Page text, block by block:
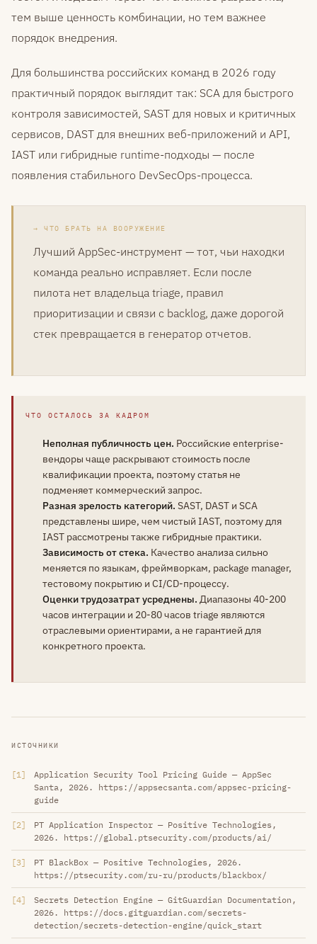
тем выше ценность комбинации, но тем важнее
порядок внедрения.
Для большинства российских команд в 2026 году
практичный порядок выглядит так: SCA для быстрого
контроля зависимостей, SAST для новых и критичных
сервисов, DAST для внешних веб-приложений и API,
IAST или гибридные runtime-подходы — после
появления стабильного DevSecOps-процесса.
ЧТО БРАТЬ НА ВООРУЖЕНИЕ
Лучший AppSec-инструмент — тот, чьи находки
команда реально исправляет. Если после
пилота нет владельца triage, правил
приоритизации и связи с backlog, даже дорогой
стек превращается в генератор отчетов.
ЧТО ОСТАЛОСЬ ЗА КАДРОМ
Неполная публичность цен. Российские enterprise-
вендоры чаще раскрывают стоимость после
квалификации проекта, поэтому статья не
подменяет коммерческий запрос.
Разная зрелость категорий. SAST, DAST и SCA
представлены шире, чем чистый IAST, поэтому для
IAST рассмотрены также гибридные практики.
Зависимость от стека. Качество анализа сильно
меняется по языкам, фреймворкам, package manager,
тестовому покрытию и CI/CD-процессу.
Оценки трудозатрат усреднены. Диапазоны 40-200
часов интеграции и 20-80 часов triage являются
отраслевыми ориентирами, а не гарантией для
конкретного проекта.
ИСТОЧНИКИ
1
Application Security Tool Pricing Guide — AppSec
Santa, 2026. https://appsecsanta.com/appsec-pricing-
guide
2
PT Application Inspector — Positive Technologies,
2026. https://global.ptsecurity.com/products/ai/
3
PT BlackBox — Positive Technologies, 2026.
https://ptsecurity.com/ru-ru/products/blackbox/
4
Secrets Detection Engine — GitGuardian Documentation,
2026. https://docs.gitguardian.com/secrets-
detection/secrets-detection-engine/quick_start